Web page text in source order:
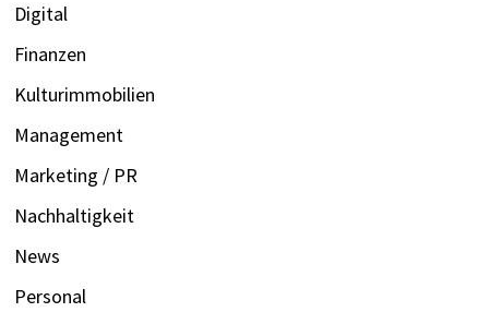
Digital
Finanzen
Kulturimmobilien
Management
Marketing / PR
Nachhaltigkeit
News
Personal